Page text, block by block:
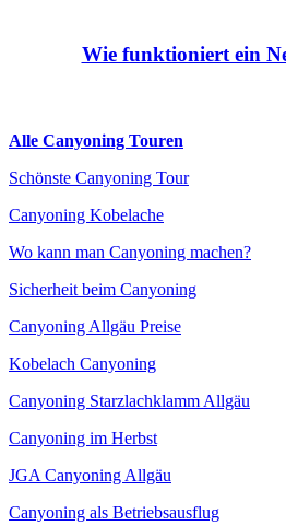
Wie funktioniert ein
Alle Canyoning Touren
Schönste Canyoning Tour
Canyoning Kobelache
Wo kann man Canyoning machen?
Sicherheit beim Canyoning
Canyoning Allgäu Preise
Kobelach Canyoning
Canyoning Starzlachklamm Allgäu
Canyoning im Herbst
JGA Canyoning Allgäu
Canyoning als Betriebsausflug